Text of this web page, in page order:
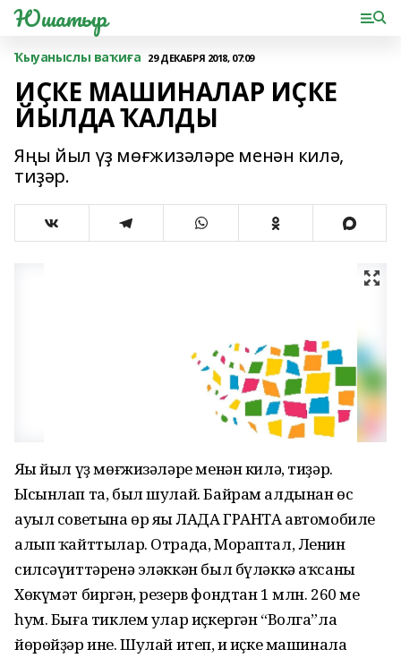
Юшатыр
Ҡыуаныслы ваҡиға 29 ДЕКАБРЯ 2018, 07:09
ИҪКЕ МАШИНАЛАР ИҪКЕ
ЙЫЛДА ҠАЛДЫ
Яңы йыл үҙ мөғжизәләре менән килә,
тиҙәр.
Яңы йыл үҙ мөғжизәләре менән килә, тиҙәр.
Ысынлап та, был шулай. Байрам алдынан өс
ауыл советына өр яңы ЛАДА ГРАНТА автомобиле
алып ҡайттылар. Отрада, Мораптал, Ленин
силсәүиттәренә эләккән был бүләккә аҡсаны
Хөкүмәт биргән, резерв фондтан 1 млн. 260 мең
һум. Быға тиклем улар иҫкергән “Волга”ла
йөрөйҙәр ине. Шулай итеп, иң иҫке машинала